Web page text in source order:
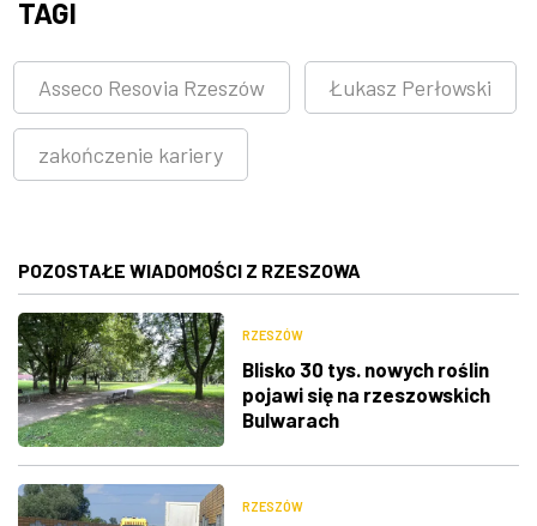
TAGI
Asseco Resovia Rzeszów Łukasz Perłowski
zakończenie kariery
POZOSTAŁE WIADOMOŚCI Z RZESZOWA
RZESZÓW
Blisko 30 tys. nowych roślin
pojawi się na rzeszowskich
Bulwarach
RZESZÓW